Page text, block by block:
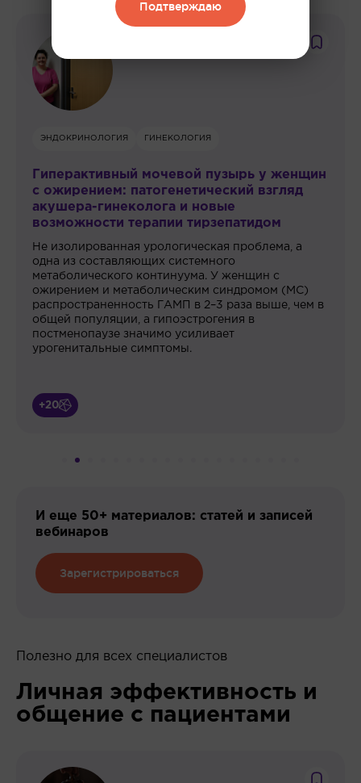
ЭНДОКРИНОЛОГИЯ ОЖИРЕНИЕ
«Эстафетный подход» в лечении
ожирения: от инкретиномиметиков до
бариатрической хирургии и обратно
Как перестать выбирать между таблетками и
скальпелем и начать управлять болезнью как
марафоном
+20
И еще 50+ материалов: статей и записей
вебинаров
Зарегистрироваться
Полезно для всех специалистов
Личная эффективность и
общение с пациентами
Подтверждаю